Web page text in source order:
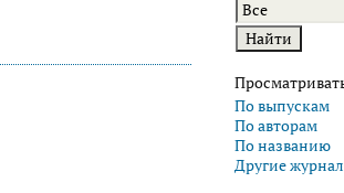
По выпускам
По авторам
По названию
Другие